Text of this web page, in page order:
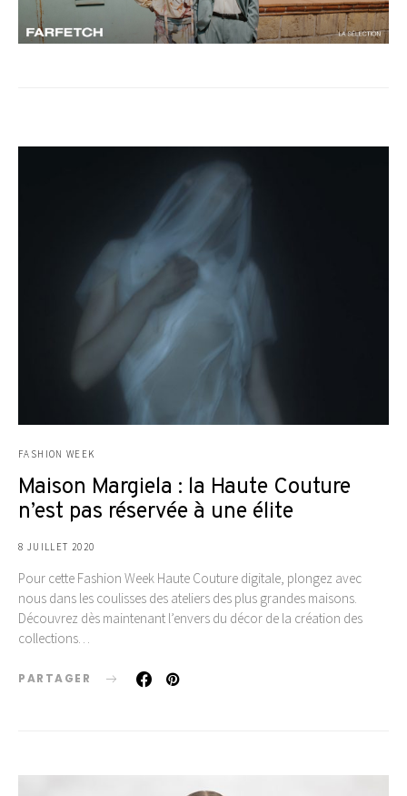
FASHION WEEK
Maison Margiela : la Haute Couture
n’est pas réservée à une élite
8 JUILLET 2020
Pour cette Fashion Week Haute Couture digitale, plongez avec
nous dans les coulisses des ateliers des plus grandes maisons.
Découvrez dès maintenant l’envers du décor de la création des
collections…
PARTAGER